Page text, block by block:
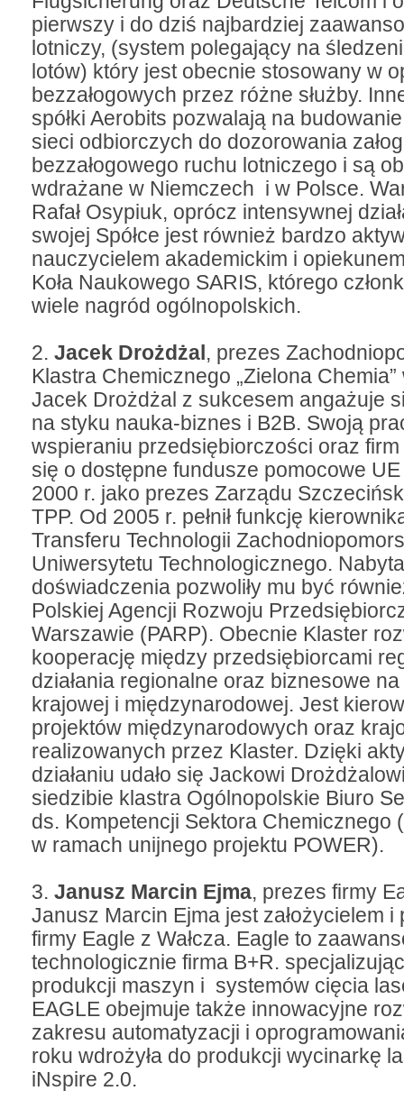
pierwszy i do dziś najbardziej
lotniczy, (system polegający na
lotów) który jest obecnie stosowany w
bezzałogowych przez różne służby.
spółki Aerobits pozwalają na
sieci odbiorczych do dozorowania
bezzałogowego ruchu lotniczego i są
wdrażane w Niemczech i w Polsce.
Rafał Osypiuk, oprócz intensywnej
swojej Spółce jest również bardzo
nauczycielem akademickim i
Koła Naukowego SARIS, którego
wiele nagród ogólnopolskich.
2. Jacek Drożdżal, prezes
Klastra Chemicznego „Zielona
Jacek Drożdżal z sukcesem angażuje
na styku nauka-biznes i B2B. Swoją
wspieraniu przedsiębiorczości oraz
się o dostępne fundusze pomocowe UE
2000 r. jako prezes Zarządu
TPP. Od 2005 r. pełnił funkcję
Transferu Technologii
Uniwersytetu Technologicznego.
doświadczenia pozwoliły mu być
Polskiej Agencji Rozwoju
Warszawie (PARP). Obecnie Klaster
kooperację między przedsiębiorcami
działania regionalne oraz biznesowe
krajowej i międzynarodowej. Jest
projektów międzynarodowych oraz
realizowanych przez Klaster. Dzięki
działaniu udało się Jackowi
siedzibie klastra Ogólnopolskie Biuro
ds. Kompetencji Sektora Chemicznego
w ramach unijnego projektu POWER).
3. Janusz Marcin Ejma, prezes firmy
Janusz Marcin Ejma jest założycielem i
firmy Eagle z Wałcza. Eagle to
technologicznie firma B+R.
produkcji maszyn i systemów cięcia
EAGLE obejmuje także innowacyjne
zakresu automatyzacji i
roku wdrożyła do produkcji wycinarkę
iNspire 2.0.